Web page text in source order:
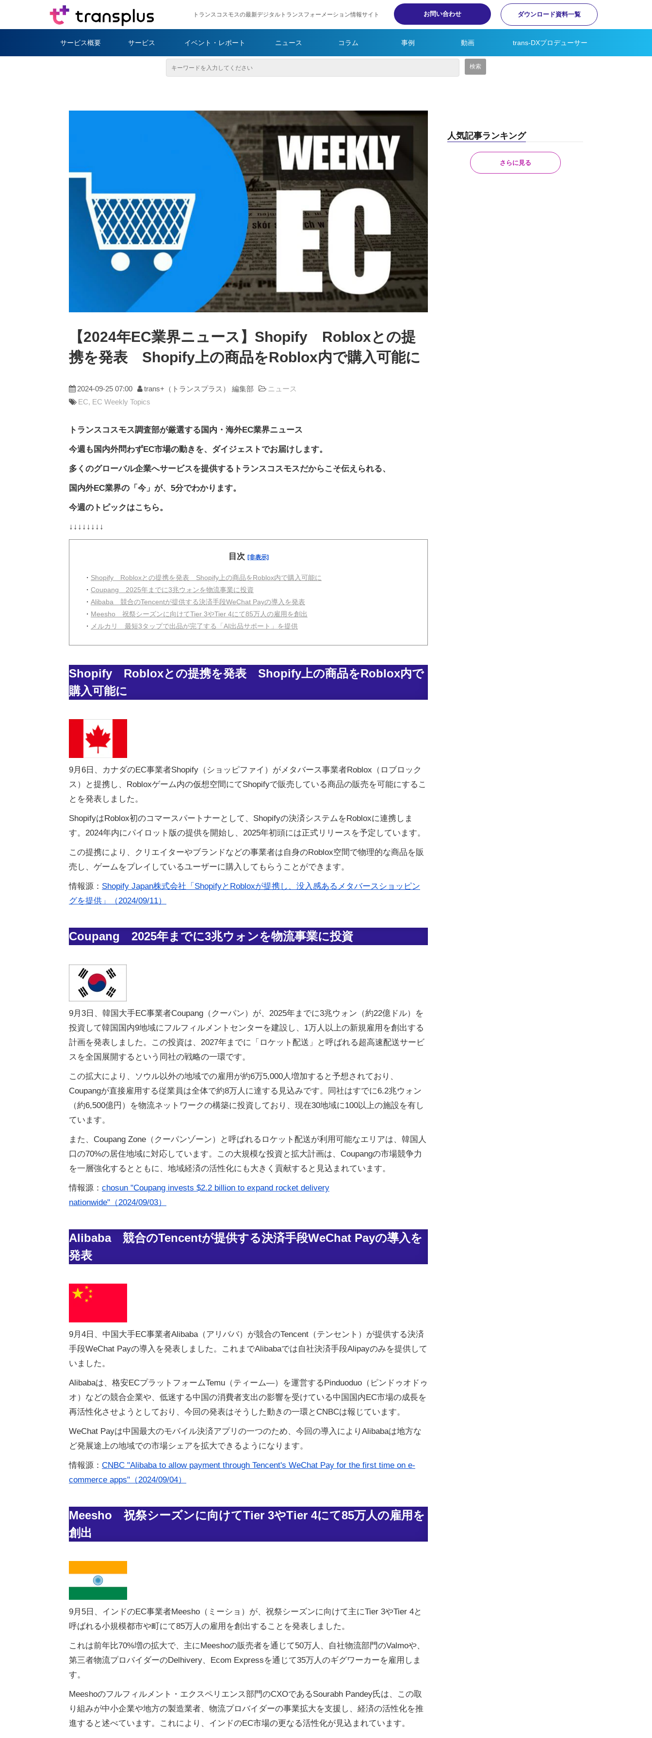
トランスコスモスの最新デジタルトランスフォーメーション情報サイト お問い合わせ ダウンロード資料一覧
サービス概要 サービス イベント・レポート ニュース コラム 事例 動画 trans-DXプロデューサー
【2024年EC業界ニュース】Shopify Robloxとの提
携を発表 Shopify上の商品をRoblox内で購入可能に
2024-09-25 07:00 trans+（トランスプラス） 編集部
ニュース
EC EC Weekly Topics
トランスコスモス調査部が厳選する国内・海外EC業界ニュース
今週も国内外問わずEC市場の動きを、ダイジェストでお届けします。
多くのグローバル企業へサービスを提供するトランスコスモスだからこそ伝えられる、
国内外EC業界の「今」が、5分でわかります。
今週のトピックはこちら。
↓↓↓↓↓↓↓↓
目次 [非表示]
・ Shopify Robloxとの提携を発表 Shopify上の商品をRoblox内で購入可能に
・ Coupang 2025年までに3兆ウォンを物流事業に投資
・ Alibaba 競合のTencentが提供する決済手段WeChat Payの導入を発表
・ Meesho 祝祭シーズンに向けてTier 3やTier 4にて85万人の雇用を創出
・ メルカリ 最短3タップで出品が完了する「AI出品サポート」を提供
Shopify Robloxとの提携を発表 Shopify上の商品をRoblox内で
購入可能に
9月6日、カナダのEC事業者Shopify（ショッピファイ）がメタバース事業者Roblox（ロブロック
ス）と提携し、Robloxゲーム内の仮想空間にてShopifyで販売している商品の販売を可能にするこ
とを発表しました。
ShopifyはRoblox初のコマースパートナーとして、Shopifyの決済システムをRobloxに連携しま
す。2024年内にパイロット版の提供を開始し、2025年初頭には正式リリースを予定しています。
この提携により、クリエイターやブランドなどの事業者は自身のRoblox空間で物理的な商品を販
売し、ゲームをプレイしているユーザーに購入してもらうことができます。
情報源： Shopify Japan株式会社「ShopifyとRobloxが提携し、没入感あるメタバースショッピン
グを提供」（2024/09/11）
Coupang 2025年までに3兆ウォンを物流事業に投資
9月3日、韓国大手EC事業者Coupang（クーパン）が、2025年までに3兆ウォン（約22億ドル）を
投資して韓国国内9地域にフルフィルメントセンターを建設し、1万人以上の新規雇用を創出する
計画を発表しました。この投資は、2027年までに「ロケット配送」と呼ばれる超高速配送サービ
スを全国展開するという同社の戦略の一環です。
この拡大により、ソウル以外の地域での雇用が約6万5,000人増加すると予想されており、
Coupangが直接雇用する従業員は全体で約8万人に達する見込みです。同社はすでに6.2兆ウォン
（約6,500億円）を物流ネットワークの構築に投資しており、現在30地域に100以上の施設を有し
ています。
また、Coupang Zone（クーパンゾーン）と呼ばれるロケット配送が利用可能なエリアは、韓国人
口の70%の居住地域に対応しています。この大規模な投資と拡大計画は、Coupangの市場競争力
を一層強化するとともに、地域経済の活性化にも大きく貢献すると見込まれています。
情報源： chosun "Coupang invests $2.2 billion to expand rocket delivery
nationwide"（2024/09/03）
Alibaba 競合のTencentが提供する決済手段WeChat Payの導入を
発表
9月4日、中国大手EC事業者Alibaba（アリババ）が競合のTencent（テンセント）が提供する決済
手段WeChat Payの導入を発表しました。これまでAlibabaでは自社決済手段Alipayのみを提供して
いました。
Alibabaは、格安ECプラットフォームTemu（ティーム―）を運営するPinduoduo（ピンドゥオドゥ
オ）などの競合企業や、低迷する中国の消費者支出の影響を受けている中国国内EC市場の成長を
再活性化させようとしており、今回の発表はそうした動きの一環とCNBCは報じています。
WeChat Payは中国最大のモバイル決済アプリの一つのため、今回の導入によりAlibabaは地方な
ど発展途上の地域での市場シェアを拡大できるようになります。
情報源： CNBC "Alibaba to allow payment through Tencent's WeChat Pay for the first time on e-
commerce apps"（2024/09/04）
Meesho 祝祭シーズンに向けてTier 3やTier 4にて85万人の雇用を
創出
9月5日、インドのEC事業者Meesho（ミーショ）が、祝祭シーズンに向けて主にTier 3やTier 4と
呼ばれる小規模都市や町にて85万人の雇用を創出することを発表しました。
これは前年比70%増の拡大で、主にMeeshoの販売者を通じて50万人、自社物流部門のValmoや、
第三者物流プロバイダーのDelhivery、Ecom Expressを通じて35万人のギグワーカーを雇用しま
す。
Meeshoのフルフィルメント・エクスペリエンス部門のCXOであるSourabh Pandey氏は、この取
り組みが中小企業や地方の製造業者、物流プロバイダーの事業拡大を支援し、経済の活性化を推
進すると述べています。これにより、インドのEC市場の更なる活性化が見込まれています。
人気記事ランキング
さらに見る